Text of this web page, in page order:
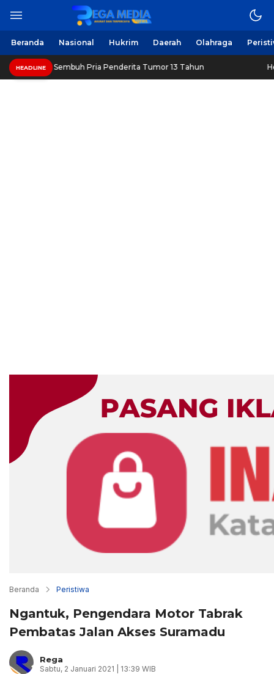
Beranda Nasional Hukrim Daerah Olahraga
HEADLINE
Sembuh Pria Penderita Tumor 13 Tahun Healthy
Beranda Peristiwa
Ngantuk, Pengendara Motor Tabrak
Pembatas Jalan Akses Suramadu
Rega
Sabtu, 2 Januari 2021 | 13:39 WIB